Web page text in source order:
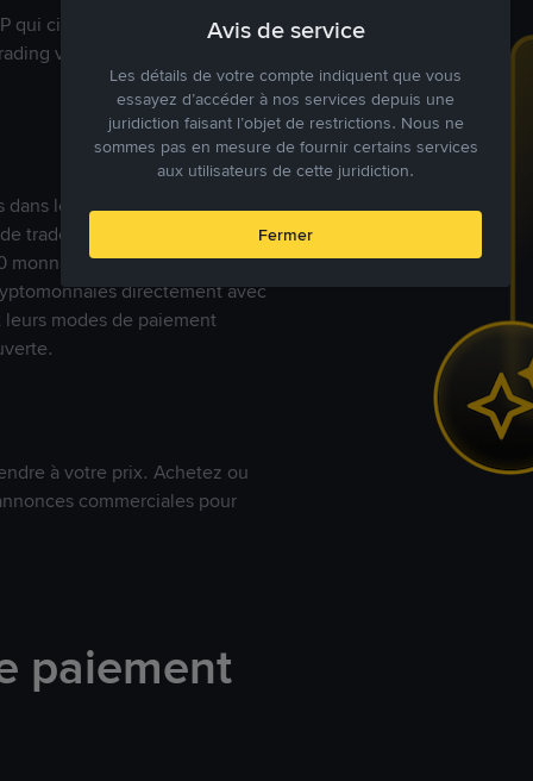
qui ciblent des marchés
véritablement
le monde, Binance P2P
trades en cryptomonnaies
monnaies fiat. Les utilisateurs
directement avec
modes de paiement
à votre prix. Achetez ou
commerciales pour
paiement
Avis de service
Les détails de votre compte indiquent que vous
essayez d’accéder à nos services depuis une
juridiction faisant l’objet de restrictions. Nous ne
sommes pas en mesure de fournir certains services
aux utilisateurs de cette juridiction.
Fermer